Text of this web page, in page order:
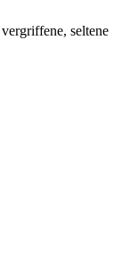
seltene